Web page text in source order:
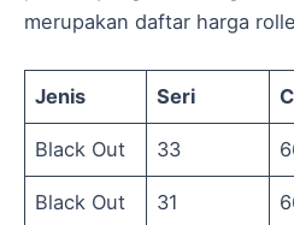
merupakan daftar harga
Jenis Seri
Black Out 33
Black Out 31